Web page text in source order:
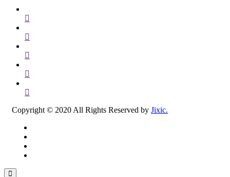
Copyright © 2020 All Rights Reserved by Jixic.